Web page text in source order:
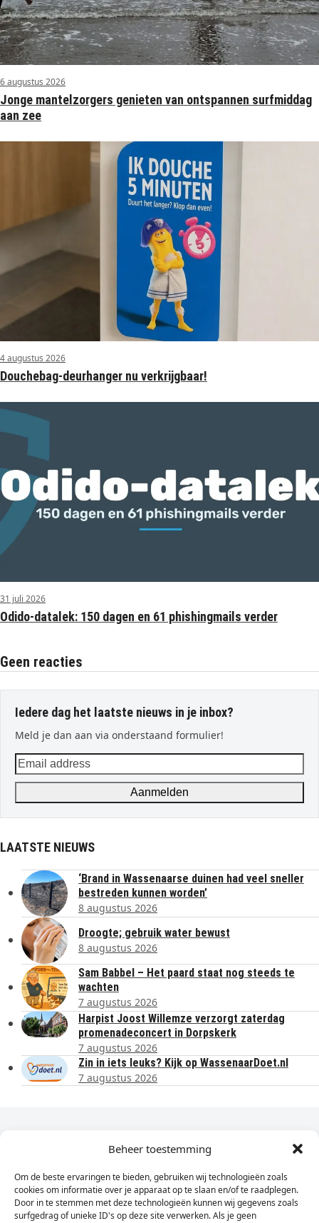
Beheer toestemming
Om de beste ervaringen te bieden, gebruiken wij technologieën zoals
cookies om informatie over je apparaat op te slaan en/of te raadplegen.
Door in te stemmen met deze technologieën kunnen wij gegevens zoals
surfgedrag of unieke ID's op deze site verwerken. Als je geen
6 augustus 2026
Jonge mantelzorgers genieten van ontspannen surfmiddag
aan zee
4 augustus 2026
Douchebag-deurhanger nu verkrijgbaar!
31 juli 2026
Odido-datalek: 150 dagen en 61 phishingmails verder
Geen reacties
Iedere dag het laatste nieuws in je inbox?
Meld je dan aan via onderstaand formulier!
Email
address
Aanmelden
LAATSTE NIEUWS
‘Brand in Wassenaarse duinen had veel sneller
bestreden kunnen worden’
8 augustus 2026
Droogte; gebruik water bewust
8 augustus 2026
Sam Babbel – Het paard staat nog steeds te
wachten
7 augustus 2026
Harpist Joost Willemze verzorgt zaterdag
promenadeconcert in Dorpskerk
7 augustus 2026
Zin in iets leuks? Kijk op WassenaarDoet.nl
7 augustus 2026
Dagelijks het laatste nieuws in je e-mail?
Vul
hier
je